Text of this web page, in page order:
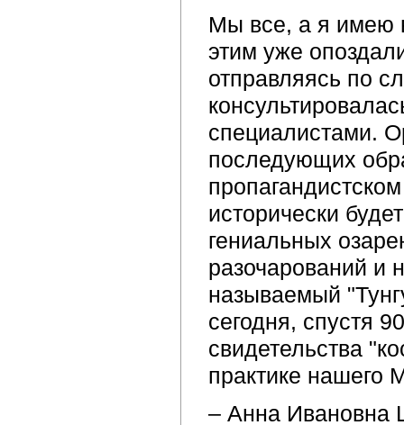
Мы все, а я имею
этим уже
отправляясь по
специалистами.
последующих
исторически
гениальных
разочарований и
называемый
сегодня, спустя
свидетельства
практике нашего
– Анна Ивановна